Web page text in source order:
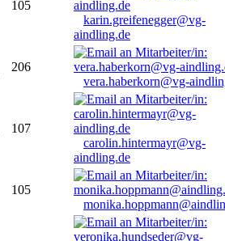
105
karin.greifenegger@vg-
aindling.de
206
vera.haberkorn@vg-
107
carolin.hintermayr@vg-
aindling.de
105